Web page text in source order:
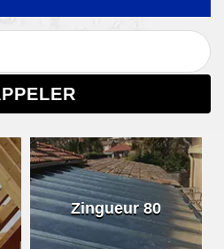
Zingueur 80